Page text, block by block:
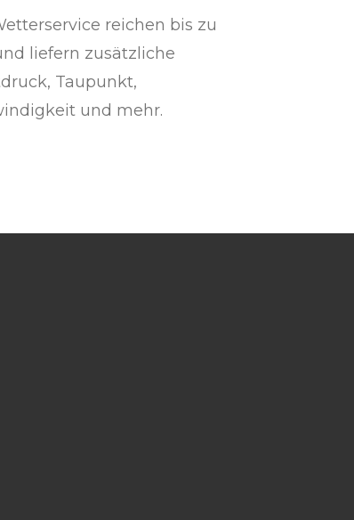
reichen bis zu
liefern zusätzliche
Taupunkt,
und mehr.